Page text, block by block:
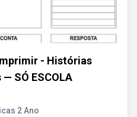
- Histórias
SÓ ESCOLA
2 Ano